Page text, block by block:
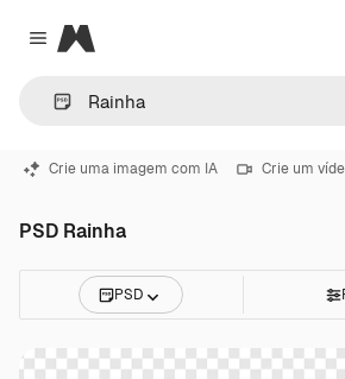
Close menu
Magnific
Crie uma imagem com IA Crie um
PSD Rainha
PSD